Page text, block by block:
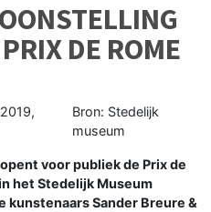
DE ROME
Bron: Stedelijk
museum
voor publiek de Prix de
het Stedelijk Museum
kunstenaars Sander Breure &